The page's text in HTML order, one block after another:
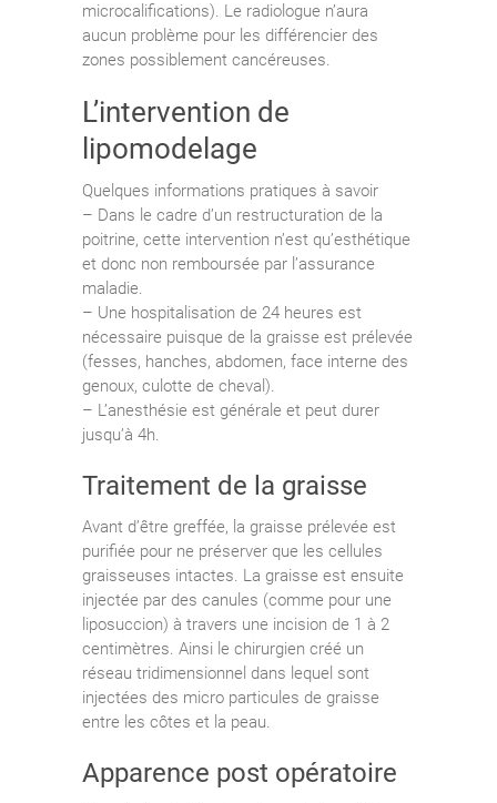
microcalifications). Le radiologue n’aura
aucun problème pour les différencier des
zones possiblement cancéreuses.
L’intervention de
lipomodelage
Quelques informations pratiques à savoir
– Dans le cadre d’un restructuration de la
poitrine, cette intervention n’est qu’esthétique
et donc non remboursée par l’assurance
maladie.
– Une hospitalisation de 24 heures est
nécessaire puisque de la graisse est prélevée
(fesses, hanches, abdomen, face interne des
genoux, culotte de cheval).
– L’anesthésie est générale et peut durer
jusqu’à 4h.
Traitement de la graisse
Avant d’être greffée, la graisse prélevée est
purifiée pour ne préserver que les cellules
graisseuses intactes. La graisse est ensuite
injectée par des canules (comme pour une
liposuccion) à travers une incision de 1 à 2
centimètres. Ainsi le chirurgien créé un
réseau tridimensionnel dans lequel sont
injectées des micro particules de graisse
entre les côtes et la peau.
Apparence post opératoire